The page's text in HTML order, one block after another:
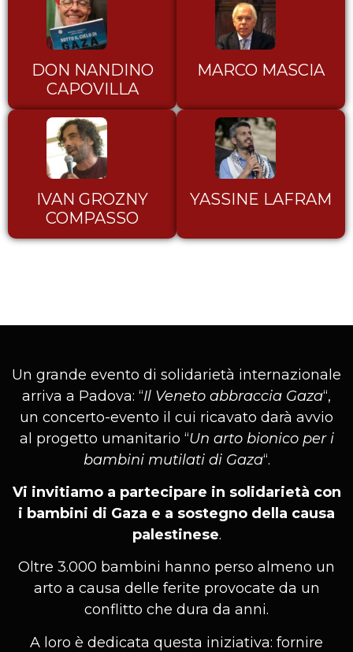
DON NANDINO
CAPOVILLA
MARCO MASCIA
IVAN GROZNY
COMPASSO
YASSINE LAFRAM
Un grande evento di solidarietà internazionale
arriva a Padova: “Il Veneto abbraccia Gaza“,
un concerto-evento il cui ricavato darà avvio
al progetto umanitario “Un arto bionico per i
bambini mutilati di Gaza“.
Vi invitiamo a partecipare in solidarietà con
i bambini di Gaza e a sostegno della causa
palestinese.
Oltre 3.000 bambini hanno perso almeno un
arto a causa delle ferite provocate da un
conflitto che dura da anni.
A loro è dedicata questa iniziativa: fornire